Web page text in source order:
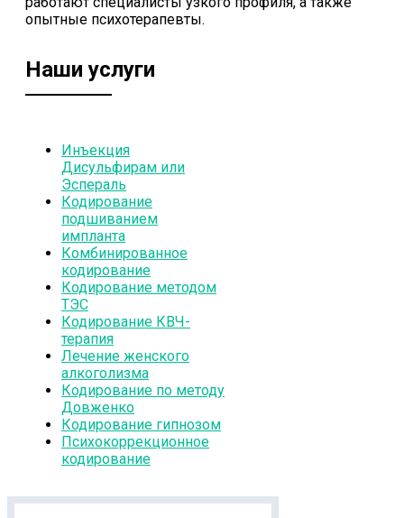
опытные психотерапевты.
Наши услуги
Инъекция
Дисульфирам или
Эспераль
Кодирование
подшиванием
импланта
Комбинированное
кодирование
Кодирование методом
ТЭС
Кодирование КВЧ-
терапия
Лечение женского
алкоголизма
Кодирование по методу
Довженко
Кодирование гипнозом
Психокоррекционное
кодирование